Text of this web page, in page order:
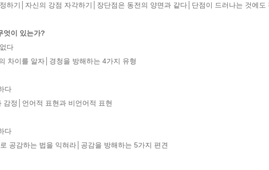
하기│자신의 강점 자각하기│장단점은 동전의 양면과 같다│단점이 드러나는 것에도
엇이 있는가?
다
의 차이를 알자│경청을 방해하는 4가지 유형
다
감정│언어적 표현과 비언어적 표현
다
공감하는 법을 익혀라│공감을 방해하는 5가지 편견